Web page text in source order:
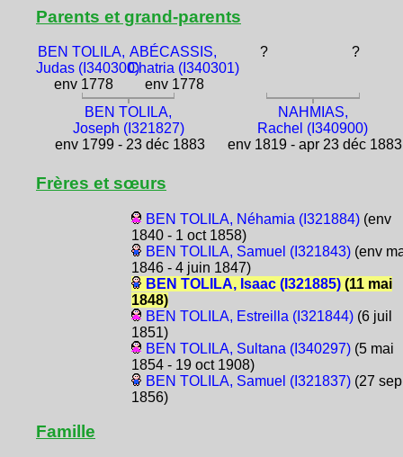
Parents et grand-parents
BEN TOLILA,
Judas (I340300)
env 1778
ABÉCASSIS,
Chatria (I340301)
env 1778
? ?
BEN TOLILA,
Joseph (I321827)
env 1799 - 23 déc 1883
NAHMIAS,
Rachel (I340900)
env 1819 - apr 23 déc 1883
Frères et sœurs
BEN TOLILA, Néhamia (I321884)(env
1840 - 1 oct 1858)
BEN TOLILA, Samuel (I321843)(env
1846 - 4 juin 1847)
BEN TOLILA, Isaac (I321885)(11 mai
1848)
BEN TOLILA, Estreilla (I321844)(6 juil
1851)
BEN TOLILA, Sultana (I340297)(5 mai
1854 - 19 oct 1908)
BEN TOLILA, Samuel (I321837)(27 sep
1856)
Famille